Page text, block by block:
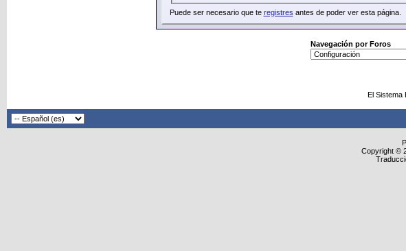
Puede ser necesario que te registres antes de poder ver esta página.
Navegación por Foros
El Sistema
Copyright ©